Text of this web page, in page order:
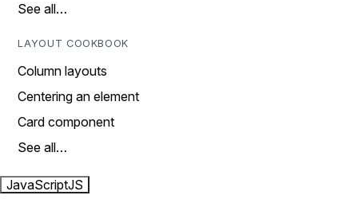
See all…
LAYOUT COOKBOOK
Column layouts
Centering an element
Card component
See all…
JavaScriptJS